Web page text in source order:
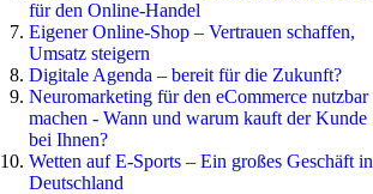
für den Online-Handel
Eigener Online-Shop – Vertrauen schaffen,
Umsatz steigern
Digitale Agenda – bereit für die Zukunft?
Neuromarketing für den eCommerce nutzbar
machen - Wann und warum kauft der Kunde
bei Ihnen?
Wetten auf E-Sports – Ein großes Geschäft in
Deutschland